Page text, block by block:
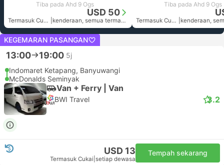
Tiba pada Ahd 9 Ogs
USD 50
Termasuk Cukai kenderaan, semua termasuk
Tiba pada Ahd 9 Ogs
Termasuk Cukai
KEGEMARAN PASANGAN
13:00 19:00 5j
Indomaret Ketapang, Banyuwangi
McDonalds Seminyak
Van + Ferry | Van
BWI Travel 3.2
USD 13
Termasuk Cukai setiap dewasa
Tempah sekarang